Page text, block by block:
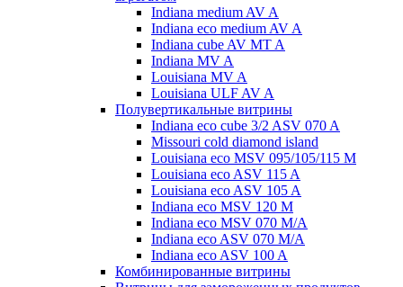
Indiana medium AV A
Indiana eco medium AV A
Indiana cube AV MT A
Indiana MV A
Louisiana MV A
Louisiana ULF AV A
Полувертикальные витрины
Indiana eco cube 3/2 ASV 070 A
Missouri cold diamond island
Louisiana eco MSV 095/105/115 M
Louisiana eco ASV 115 A
Louisiana eco ASV 105 A
Indiana eco MSV 120 M
Indiana eco MSV 070 M/A
Indiana eco ASV 070 M/A
Indiana eco ASV 100 A
Комбинированные витрины